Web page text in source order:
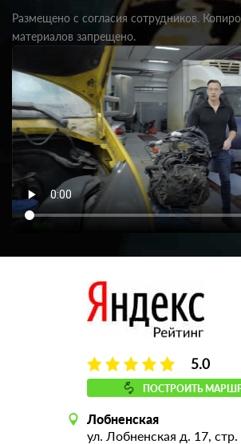
Размещено с согласия сотрудников.
материалов запрещено.
5.0
ПОСТРОИТЬ
Лобненская
ул. Лобненская д. 17, стр.